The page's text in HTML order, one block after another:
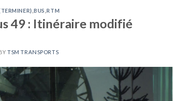
,BUS ,RTM
49 : Itinéraire modifié
TSM TRANSPORTS